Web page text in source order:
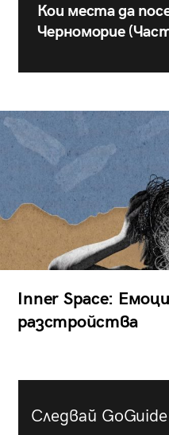
Кои места да
Черноморие
Inner Space:
разстройства
Следвай GoGuide